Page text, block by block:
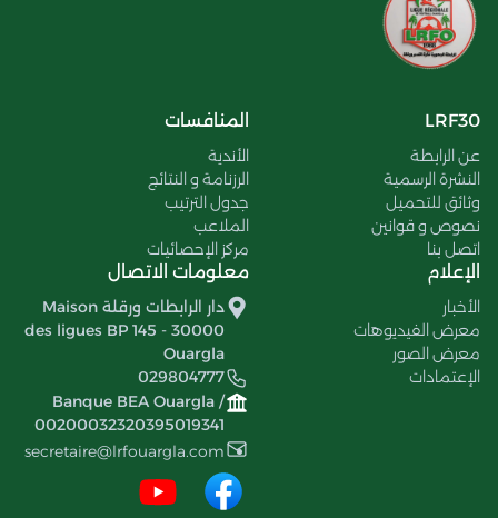
LRF30
عن الرابطة
النشرة الرسمية
وثائق للتحميل
نصوص و قوانين
اتصل بنا
المنافسات
الأندية
الرزنامة و النتائج
جدول الترتيب
الملاعب
مركز الإحصائيات
الإعلام
الأخبار
معرض الفيديوهات
معرض الصور
الإعتمادات
معلومات الاتصال
دار الرابطات ورقلة Maison
des ligues BP 145 - 30000
Ouargla
029804777
Banque BEA Ouargla /
00200032320395019341
secretaire@lrfouargla.com